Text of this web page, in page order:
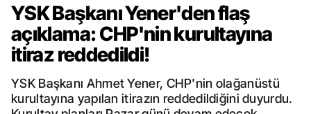
YSK Başkanı Yener'den flaş
açıklama: CHP'nin kurultayına
itiraz reddedildi!
YSK Başkanı Ahmet Yener, CHP'nin olağanüstü
kurultayına yapılan itirazın reddedildiğini duyurdu.